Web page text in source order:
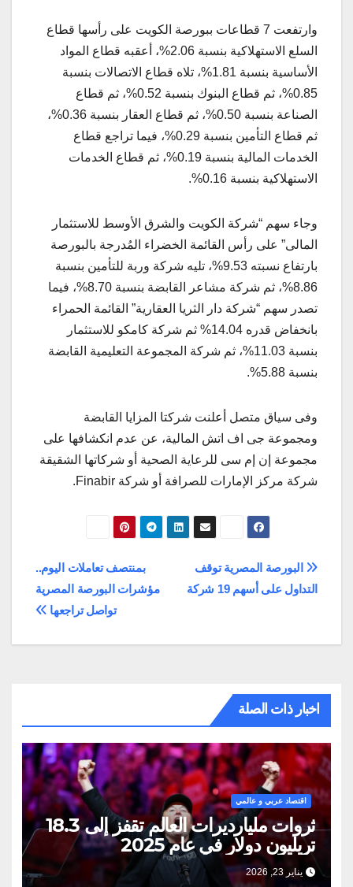
وارتفعت 7 قطاعات ببورصة الكويت على رأسها قطاع
السلع الاستهلاكية بنسبة 2.06%، أعقبه قطاع المواد
الأساسية بنسبة 1.81%، تلاه قطاع الاتصالات بنسبة
0.85%، ثم قطاع البنوك بنسبة 0.52%، ثم قطاع
الصناعة بنسبة 0.50%، ثم قطاع العقار بنسبة 0.36%،
ثم قطاع التأمين بنسبة 0.29%، فيما تراجع قطاع
الخدمات المالية بنسبة 0.19%، ثم قطاع الخدمات
الاستهلاكية بنسبة 0.16%.
وجاء سهم “شركة الكويت والشرق الأوسط للاستثمار
المالى” على رأس القائمة الخضراء المُدرجة بالبورصة
بارتفاع نسبته 9.53%، تليه شركة وربة للتأمين بنسبة
8.86%، ثم شركة مشاعر القابضة بنسبة 8.70%، فيما
تصدر سهم “شركة دار الثريا العقارية” القائمة الحمراء
بانخفاض قدره 14.04% ثم شركة كامكو للاستثمار
بنسبة 11.03%، ثم شركة المجموعة التعليمية القابضة
بنسبة 5.88%.
وفى سياق متصل أعلنت شركتا المزايا القابضة
ومجموعة جى اف اتش المالية، عن عدم انكشافها على
مجموعة إن إم سى للرعاية الصحية أو شركاتها الشقيقة
شركة مركز الإمارات للصرافة أو شركة Finabir.
تصفّح
المقالات
بمنتصف تعاملات اليوم..
مؤشرات البورصة المصرية
تواصل تراجعها
البورصة المصرية توقف
التداول على أسهم 19 شركة
اخبار ذات الصلة
اقتصاد عربي و عالمي
ثروات مليارديرات العالم تقفز إلى 18.3
تريليون دولار في عام 2025
يناير 23, 2026